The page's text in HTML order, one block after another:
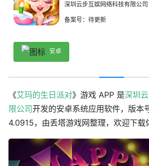
深圳云步互娱网络科技有限公司
备案号：待更新
安卓
《艾玛的生日派对》游戏 APP 是深圳
限公司开发的安卓系统应用软件，版本
4.0915，由丢塔游戏网整理，欢迎下载